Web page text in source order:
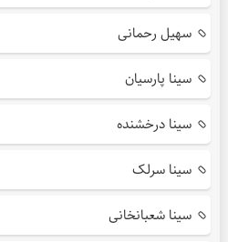
سهیل رحمانی
سینا پارسیان
سینا درخشنده
سینا سرلک
سینا شعبانخانی